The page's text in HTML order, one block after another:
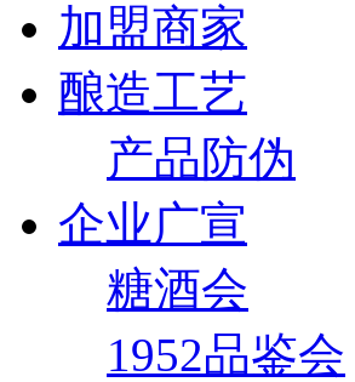
加盟商家
酿造工艺
产品防伪
企业广宣
糖酒会
1952品鉴会